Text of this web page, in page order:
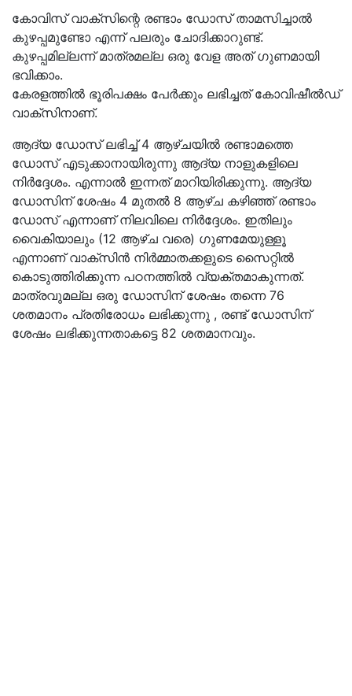
കോവിസ് വാക്സിന്റെ രണ്ടാം ഡോസ് താമസിച്ചാൽ
കുഴപ്പമുണ്ടോ എന്ന് പലരും ചോദിക്കാറുണ്ട്.
കുഴപ്പമില്ലന്ന് മാത്രമല്ല ഒരു വേള അത് ഗുണമായി
ഭവിക്കാം.
കേരളത്തിൽ ഭൂരിപക്ഷം പേർക്കും ലഭിച്ചത് കോവിഷീൽഡ്
വാക്സിനാണ്.
ആദ്യ ഡോസ് ലഭിച്ച് 4 ആഴ്ചയിൽ രണ്ടാമത്തെ
ഡോസ് എടുക്കാനായിരുന്നു ആദ്യ നാളുകളിലെ
നിർദ്ദേശം. എന്നാൽ ഇന്നത് മാറിയിരിക്കുന്നു. ആദ്യ
ഡോസിന് ശേഷം 4 മുതൽ 8 ആഴ്ച കഴിഞ്ഞ് രണ്ടാം
ഡോസ് എന്നാണ് നിലവിലെ നിർദ്ദേശം. ഇതിലും
വൈകിയാലും (12 ആഴ്ച വരെ) ഗുണമേയുള്ളൂ
എന്നാണ് വാക്സിൻ നിർമ്മാതക്കളുടെ സൈറ്റിൽ
കൊടുത്തിരിക്കുന്ന പഠനത്തിൽ വ്യക്തമാകുന്നത്.
മാത്രവുമല്ല ഒരു ഡോസിന് ശേഷം തന്നെ 76
ശതമാനം പ്രതിരോധം ലഭിക്കുന്നു , രണ്ട് ഡോസിന്
ശേഷം ലഭിക്കുന്നതാകട്ടെ 82 ശതമാനവും.